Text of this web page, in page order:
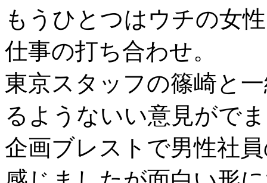
もうひとつはウチの女
仕事の打ち合わせ。
東京スタッフの篠崎と
るようないい意見がで
企画ブレストで男性社